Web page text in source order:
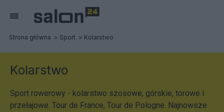
Strona główna Sport Kolarstwo
Kolarstwo
Sport rowerowy - kolarstwo szosowe, górskie, torowe i
przełajowe. Tour de France, Tour de Pologne. Najnowsze